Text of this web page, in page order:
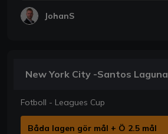
JohanS
New York City -Santos Laguna
Fotboll - Leagues Cup
Båda lagen gör mål + Ö 2.5 mål